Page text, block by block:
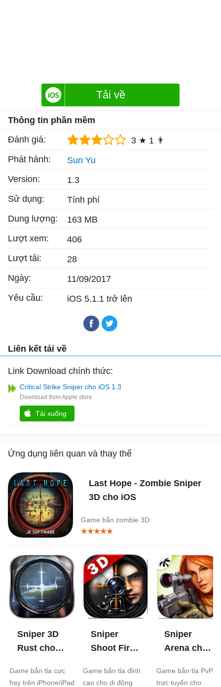
Tải về
Thông tin phần mềm
Đánh giá:
3 ★ 1 👨
Phát hành:
Sun Yu
Version:
1.3
Sử dụng:
Tính phí
Dung lượng:
163 MB
Lượt xem:
406
Lượt tải:
28
Ngày:
11/09/2017
Yêu cầu:
iOS 5.1.1 trở lên
Liên kết tải về
Link Download chính thức:
Critical Strike Sniper cho iOS 1.3
Tải xuống
Ứng dụng liên quan và thay thế
Last Hope - Zombie Sniper
3D cho iOS
Game bắn zombie 3D
Sniper 3D
Rust cho
Game bắn tỉa cực
hay trên iPhone/iPad
Sniper
Shoot Fire
iOS
Game bắn tỉa đỉnh
cao cho di động
Sniper
Arena cho
Game bắn tỉa PvP
trực tuyến cho